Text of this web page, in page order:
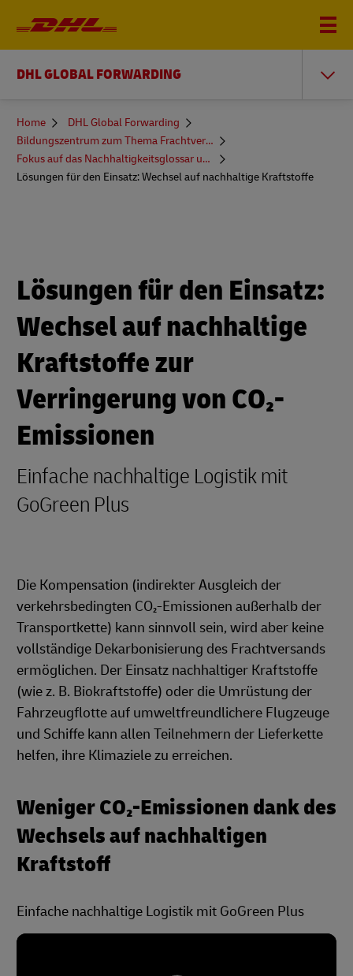
DHL GLOBAL FORWARDING
You
here
Home
DHL Global Forwarding
Bildungszentrum zum Thema Frachtversand
Fokus auf das Nachhaltigkeitsglossar und mehr
Lösungen für den Einsatz: Wechsel auf nachhaltige Kraftstoffe
Lösungen für den Einsatz:
Wechsel auf nachhaltige
Kraftstoffe zur
Verringerung von CO₂-
Emissionen
Einfache nachhaltige Logistik mit
GoGreen Plus
Die Kompensation (indirekter Ausgleich der
verkehrsbedingten CO₂-Emissionen außerhalb der
Transportkette) kann sinnvoll sein, wird aber keine
vollständige Dekarbonisierung des Frachtversands
ermöglichen. Der Einsatz nachhaltiger Kraftstoffe
(wie z. B. Biokraftstoffe) oder die Umrüstung der
Fahrzeugflotte auf umweltfreundlichere Flugzeuge
und Schiffe kann allen Teilnehmern der Lieferkette
helfen, ihre Klimaziele zu erreichen.
Weniger CO₂-Emissionen dank des
Wechsels auf nachhaltigen
Kraftstoff
Einfache nachhaltige Logistik mit GoGreen Plus